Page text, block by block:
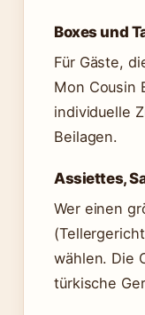
Boxes und
Für Gäste,
Mon Cousin
individuelle
Beilagen.
Assiettes,
Wer einen
wählen. Die
türkische